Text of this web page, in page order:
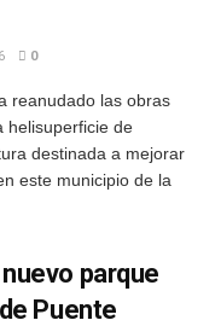
0
reanudado las obras
helisuperficie de
destinada a mejorar
este municipio de la
parque
Puente